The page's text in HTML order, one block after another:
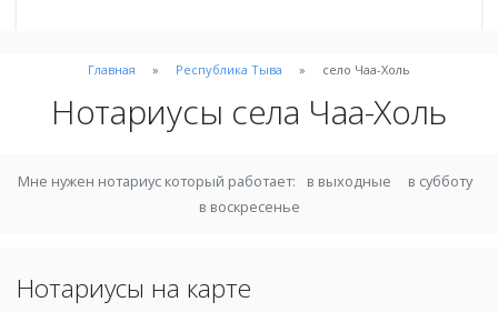
Главная Республика Тыва село Чаа-Холь
Нотариусы села Чаа-Холь
Мне нужен нотариус который работает: в выходные
в субботу
в воскресенье
Нотариусы на карте